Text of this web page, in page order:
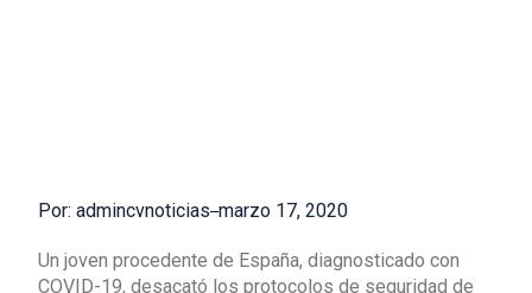
Por: admincvnoticias marzo 17, 2020
Un joven procedente de España, diagnosticado con
COVID-19, desacató los protocolos de seguridad de